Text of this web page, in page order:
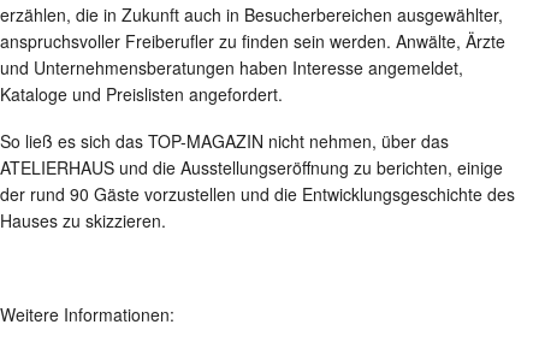
erzählen, die in Zukunft auch in Besucherbereichen ausgewählter,
anspruchsvoller Freiberufler zu finden sein werden. Anwälte, Ärzte
und Unternehmensberatungen haben Interesse angemeldet,
Kataloge und Preislisten angefordert.
So ließ es sich das TOP-MAGAZIN nicht nehmen, über das
ATELIERHAUS und die Ausstellungseröffnung zu berichten, einige
der rund 90 Gäste vorzustellen und die Entwicklungsgeschichte des
Hauses zu skizzieren.
Weitere Informationen: